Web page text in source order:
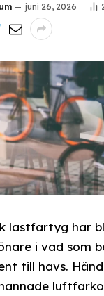
juni 26, 2026
lastfartyg har
i vad som
till havs.